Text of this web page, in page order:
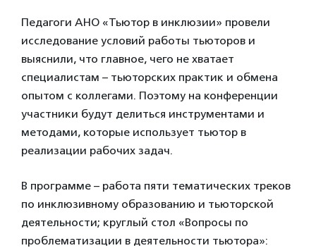
Педагоги АНО «Тьютор в инклюзии» провели
исследование условий работы тьюторов и
выяснили, что главное, чего не хватает
специалистам – тьюторских практик и обмена
опытом с коллегами. Поэтому на конференции
участники будут делиться инструментами и
методами, которые использует тьютор в
реализации рабочих задач.
В программе – работа пяти тематических треков
по инклюзивному образованию и тьюторской
деятельности; круглый стол «Вопросы по
проблематизации в деятельности тьютора»: